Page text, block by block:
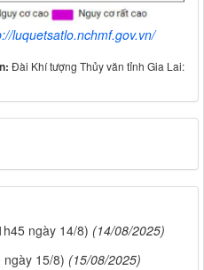
luquetsatlo.nchmf.gov.vn/
Đài Khí tượng Thủy văn tỉnh Gia Lai:
ngày 14/8) (14/08/2025)
15/8) (15/08/2025)